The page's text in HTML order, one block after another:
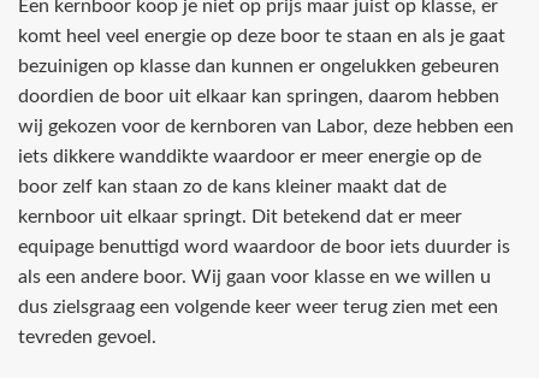
Een kernboor koop je niet op prijs maar juist op klasse, er
komt heel veel energie op deze boor te staan en als je gaat
bezuinigen op klasse dan kunnen er ongelukken gebeuren
doordien de boor uit elkaar kan springen, daarom hebben
wij gekozen voor de kernboren van Labor, deze hebben een
iets dikkere wanddikte waardoor er meer energie op de
boor zelf kan staan zo de kans kleiner maakt dat de
kernboor uit elkaar springt. Dit betekend dat er meer
equipage benuttigd word waardoor de boor iets duurder is
als een andere boor. Wij gaan voor klasse en we willen u
dus zielsgraag een volgende keer weer terug zien met een
tevreden gevoel.